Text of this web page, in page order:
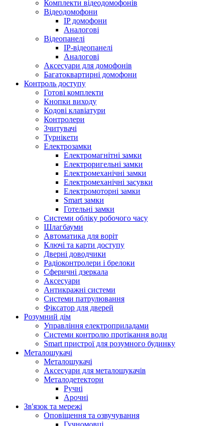
Комплекти відеодомофонів
Відеодомофони
IP домофони
Аналогові
Відеопанелі
IP-відеопанелі
Аналогові
Аксесуари для домофонів
Багатоквартирні домофони
Контроль доступу
Готові комплекти
Кнопки виходу
Кодові клавіатури
Контролери
Зчитувачі
Турнікети
Електрозамки
Електромагнітні замки
Електроригельні замки
Електромеханічні замки
Електромеханічні засувки
Електромоторні замки
Smart замки
Готельні замки
Системи обліку робочого часу
Шлагбауми
Автоматика для воріт
Ключі та карти доступу
Дверні доводчики
Радіоконтролери і брелоки
Сферичні дзеркала
Аксесуари
Антикражні системи
Системи патрулювання
Фіксатор для дверей
Розумний дім
Управління електроприладами
Системи контролю протікання води
Smart пристрої для розумного будинку
Металошукачі
Металошукачі
Аксесуари для металошукачів
Металодетектори
Ручні
Арочні
Зв'язок та мережі
Оповіщення та озвучування
Гучномовці